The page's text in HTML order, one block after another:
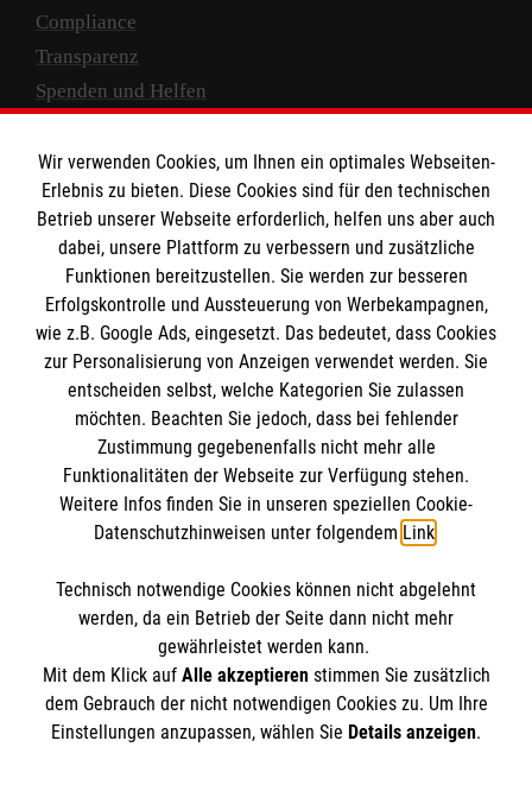
Compliance
Transparenz
Spenden und Helfen
Empfänger: Malteser Hilfsdienst e.V.
IBAN: DE10 3706 0120 1201 2000 12
BIC: GENODED 1PA7
Newsletter abonnieren
Cookies verwalten|AGB|Impressum|Datenschutz
Barrierefreiheit |Kontakt| Sharepoint|Mediathek
Wir verwenden Cookies, um Ihnen ein optimales Webseiten-
Erlebnis zu bieten. Diese Cookies sind für den technischen
Betrieb unserer Webseite erforderlich, helfen uns aber auch
dabei, unsere Plattform zu verbessern und zusätzliche
Funktionen bereitzustellen. Sie werden zur besseren
Erfolgskontrolle und Aussteuerung von Werbekampagnen,
wie z.B. Google Ads, eingesetzt. Das bedeutet, dass Cookies
zur Personalisierung von Anzeigen verwendet werden. Sie
entscheiden selbst, welche Kategorien Sie zulassen
möchten. Beachten Sie jedoch, dass bei fehlender
Zustimmung gegebenenfalls nicht mehr alle
Funktionalitäten der Webseite zur Verfügung stehen.
Weitere Infos finden Sie in unseren speziellen Cookie-
Datenschutzhinweisen unter folgendem Link.
Technisch notwendige Cookies können nicht abgelehnt
werden, da ein Betrieb der Seite dann nicht mehr
gewährleistet werden kann.
Mit dem Klick auf Alle akzeptierenstimmen Sie zusätzlich
dem Gebrauch der nicht notwendigen Cookies zu. Um Ihre
Einstellungen anzupassen, wählen Sie Details anzeigen.